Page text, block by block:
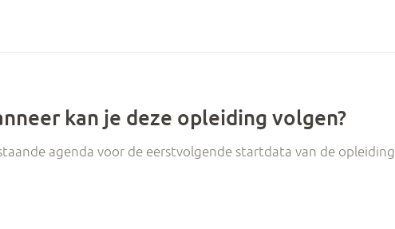
kan je deze opleiding volgen?
agenda voor de eerstvolgende startdata van de opleiding.